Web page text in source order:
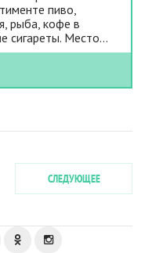
пиво,
рыба, кофе в
сигареты. Место...
СЛЕДУЮЩЕЕ